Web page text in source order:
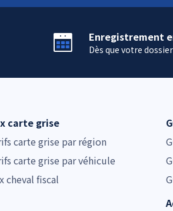
Enregistrement
Dès que votre
carte grise
carte grise par région
carte grise par véhicule
cheval fiscal